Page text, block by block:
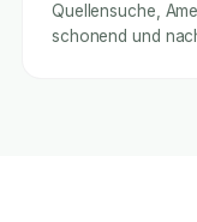
Quellensuche,
schonend und